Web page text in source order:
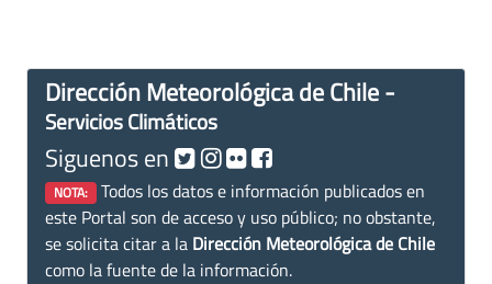
Dirección Meteorológica de Chile -
Servicios Climáticos
Siguenos en
NOTA: Todos los datos e información publicados en
este Portal son de acceso y uso público; no obstante,
se solicita citar a la Dirección Meteorológica de Chile
como la fuente de la información.